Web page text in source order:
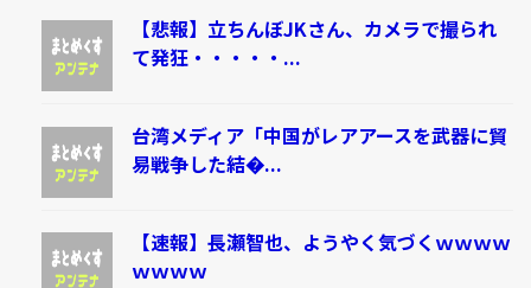
【悲報】立ちんぼJKさん、カメラで撮られ
て発狂・・・・・...
台湾メディア「中国がレアアースを武器に貿
易戦争した結�...
【速報】長瀬智也、ようやく気づくｗｗｗｗ
ｗｗｗｗ